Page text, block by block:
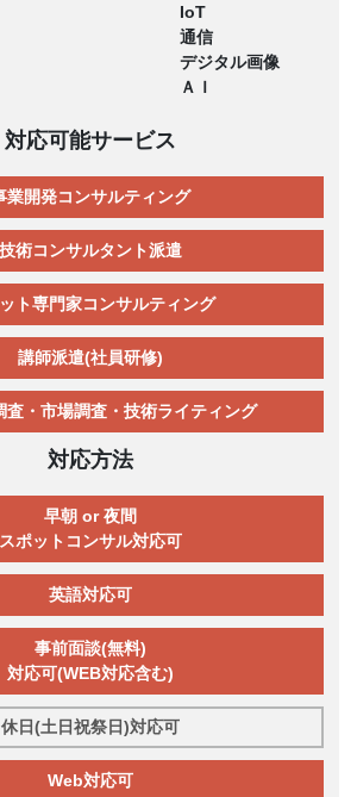
IoT
通信
デジタル画像
ＡＩ
対応可能サービス
業開発コンサルティング
技術コンサルタント派遣
ト専門家コンサルティング
講師派遣(社員研修)
査・市場調査・技術ライティング
対応方法
早朝 or 夜間
スポットコンサル対応可
英語対応可
事前面談(無料)
対応可(WEB対応含む)
休日(土日祝祭日)対応可
Web対応可